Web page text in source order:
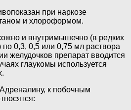
при наркозе
и хлороформом.
и внутримышечно (в редких
по 0,3, 0,5 или 0,75 мл раствора
желудочков препарат вводится
глаукомы используется
к побочным